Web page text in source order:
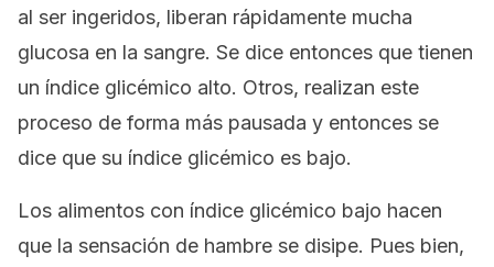
al ser ingeridos, liberan rápidamente mucha
glucosa en la sangre. Se dice entonces que tienen
un índice glicémico alto. Otros, realizan este
proceso de forma más pausada y entonces se
dice que su índice glicémico es bajo.
Los alimentos con índice glicémico bajo hacen
que la sensación de hambre se disipe. Pues bien,